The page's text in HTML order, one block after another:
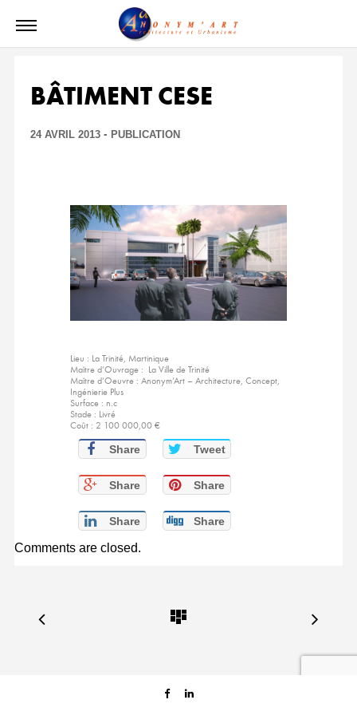
BÂTIMENT CESE
24 AVRIL 2013 - PUBLICATION
Lieu : La Trinité, Martinique
Maître d’Ouvrage : La Ville de Trinité
Maître d’Oeuvre : Anonym’Art – Architecture, Concept,
Ingénierie Plus
Surface : n.c
Stade : Livré
Coût : 2 100 000,00 €
Share Tweet
Share Share
Share Share
Comments are closed.